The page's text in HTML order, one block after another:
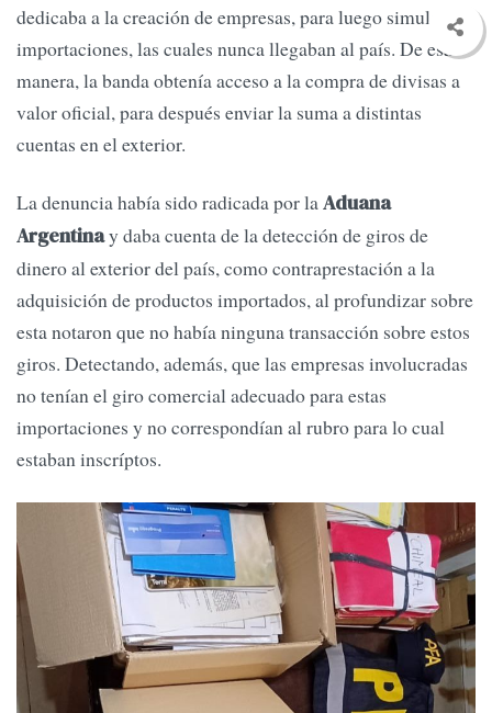
dedicaba a la creación de empresas, para luego simular
importaciones, las cuales nunca llegaban al país. De esa
manera, la banda obtenía acceso a la compra de divisas a
valor oficial, para después enviar la suma a distintas
cuentas en el exterior.
La denuncia había sido radicada por laAduana
Argentinay daba cuenta de la detección de giros de
dinero al exterior del país, como contraprestación a la
adquisición de productos importados, al profundizar sobre
esta notaron que no había ninguna transacción sobre estos
giros. Detectando, además, que las empresas involucradas
no tenían el giro comercial adecuado para estas
importaciones y no correspondían al rubro para lo cual
estaban inscríptos.